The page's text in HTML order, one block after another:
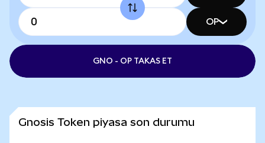
OP
GNO - OP TAKAS ET
Gnosis Token piyasa son durumu